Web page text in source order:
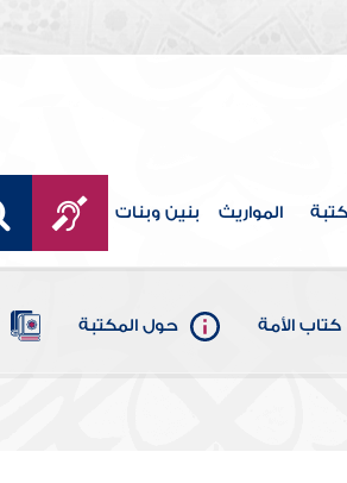
المواريث بنين وبنات
كتاب الأمة حول المكتبة